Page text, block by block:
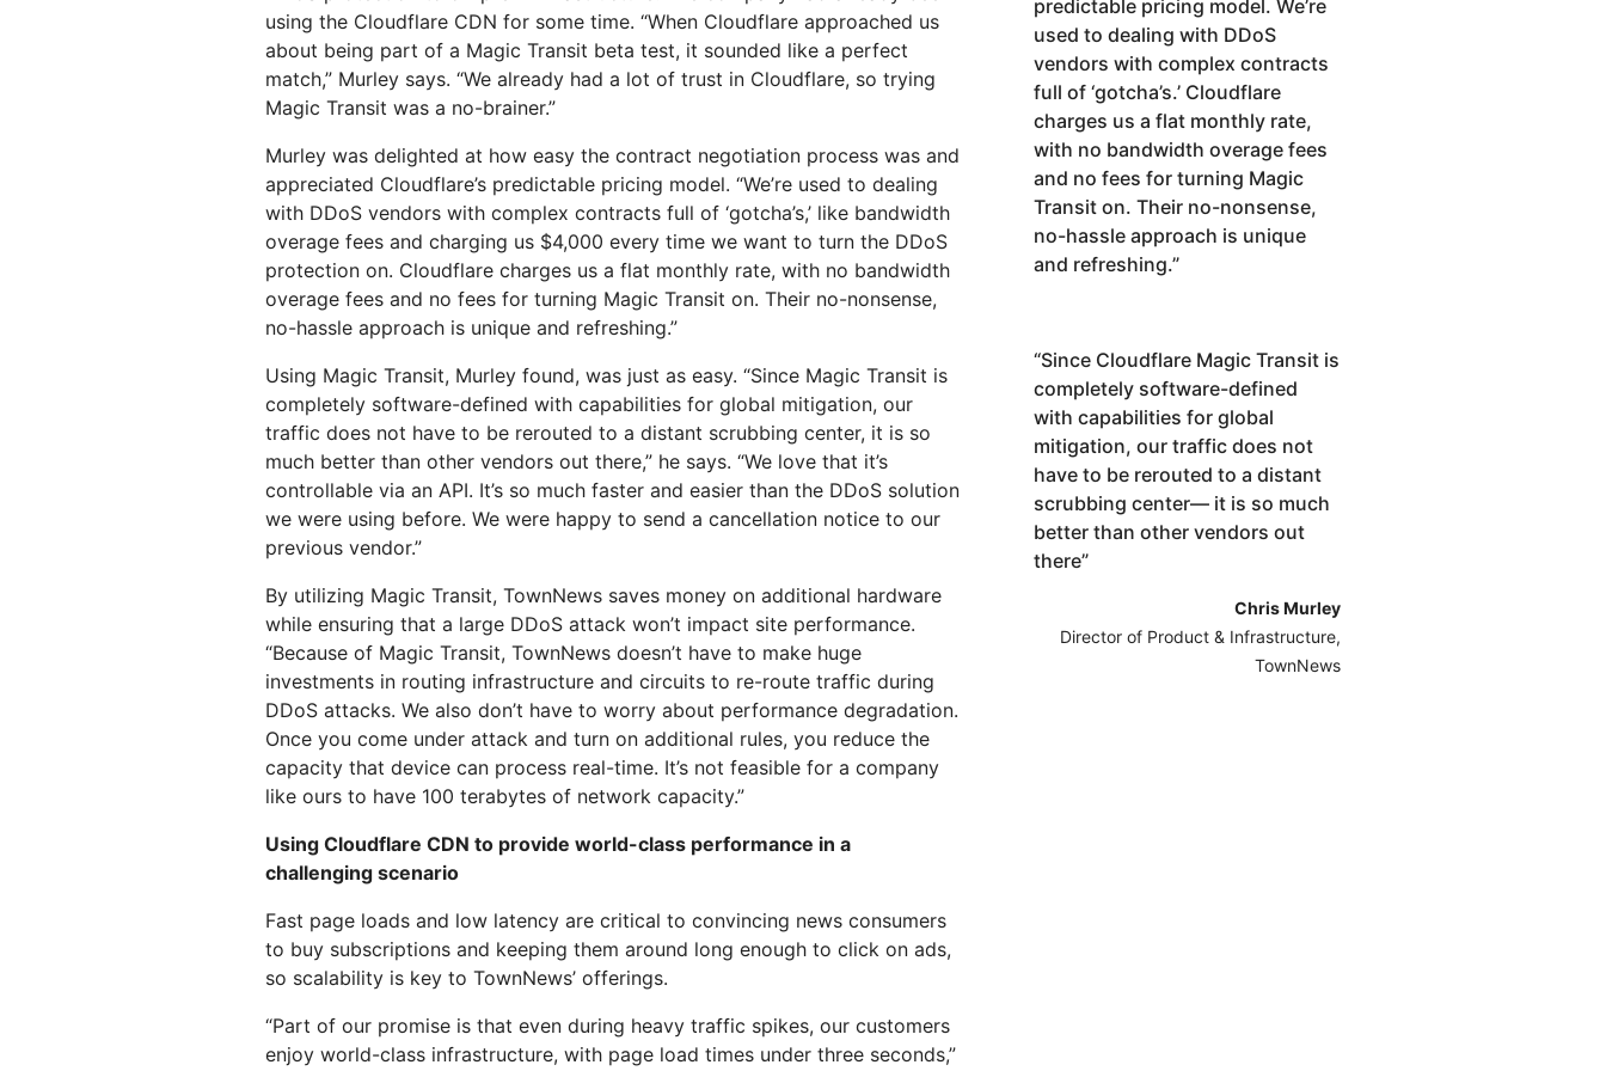
using the Cloudflare CDN for some time. “When Cloudflare approached us
about being part of a Magic Transit beta test, it sounded like a perfect
match,” Murley says. “We already had a lot of trust in Cloudflare, so trying
Magic Transit was a no-brainer.”
Murley was delighted at how easy the contract negotiation process was and
appreciated Cloudflare’s predictable pricing model. “We’re used to dealing
with DDoS vendors with complex contracts full of ‘gotcha’s,’ like bandwidth
overage fees and charging us $4,000 every time we want to turn the DDoS
protection on. Cloudflare charges us a flat monthly rate, with no bandwidth
overage fees and no fees for turning Magic Transit on. Their no-nonsense,
no-hassle approach is unique and refreshing.”
Using Magic Transit, Murley found, was just as easy. “Since Magic Transit is
completely software-defined with capabilities for global mitigation, our
traffic does not have to be rerouted to a distant scrubbing center, it is so
much better than other vendors out there,” he says. “We love that it’s
controllable via an API. It’s so much faster and easier than the DDoS solution
we were using before. We were happy to send a cancellation notice to our
previous vendor.”
By utilizing Magic Transit, TownNews saves money on additional hardware
while ensuring that a large DDoS attack won’t impact site performance.
“Because of Magic Transit, TownNews doesn’t have to make huge
investments in routing infrastructure and circuits to re-route traffic during
DDoS attacks. We also don’t have to worry about performance degradation.
Once you come under attack and turn on additional rules, you reduce the
capacity that device can process real-time. It’s not feasible for a company
like ours to have 100 terabytes of network capacity.”
Using Cloudflare CDN to provide world-class performance in a
challenging scenario
Fast page loads and low latency are critical to convincing news consumers
to buy subscriptions and keeping them around long enough to click on ads,
so scalability is key to TownNews’ offerings.
“Part of our promise is that even during heavy traffic spikes, our customers
enjoy world-class infrastructure, with page load times under three seconds,”
predictable pricing model. We’re
used to dealing with DDoS
vendors with complex contracts
full of ‘gotcha’s.’ Cloudflare
charges us a flat monthly rate,
with no bandwidth overage fees
and no fees for turning Magic
Transit on. Their no-nonsense,
no-hassle approach is unique
and refreshing.”
“Since Cloudflare Magic Transit is
completely software-defined
with capabilities for global
mitigation, our traffic does not
have to be rerouted to a distant
scrubbing center— it is so much
better than other vendors out
there”
Chris Murley
Director of Product & Infrastructure,
TownNews